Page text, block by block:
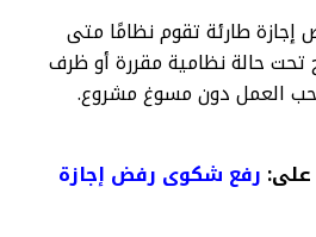
طارئة تقوم نظامًا متى
تحت حالة نظامية مقررة أو ظرف
العمل دون مسوغ مشروع.
على: رفع شكوى رفض إجازة